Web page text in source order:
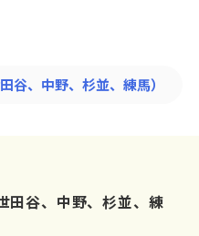
谷、中野、杉並、練馬）
田谷、中野、杉並、練